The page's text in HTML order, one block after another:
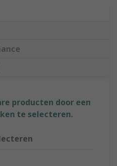
producten door een
te selecteren.